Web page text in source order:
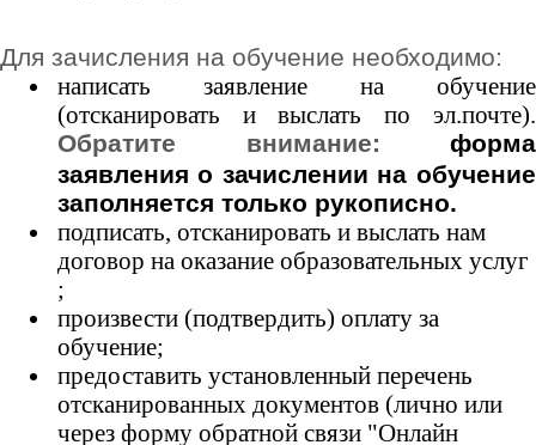
Для зачисления на обучение необходимо:
написать заявление на обучение
(отсканировать и выслать по эл.почте).
Обратите внимание:
форма
заявления о зачислении на обучение
заполняется только рукописно.
подписать, отсканировать и выслать нам
договор на оказание образовательных услуг
;
произвести (подтвердить) оплату за
обучение;
предоставить установленный перечень
отсканированных документов (лично или
через форму обратной связи "Онлайн